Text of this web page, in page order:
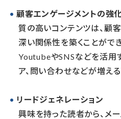
顧客エンゲージメントの強
質の高いコンテンツは、顧
深い関係性を築くことができ
YoutubeやSNSなどを活用
ア、問い合わせなどが増え
リードジェネレーション
興味を持った読者から、メ